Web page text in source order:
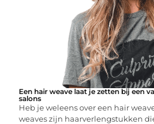
Een hair weave laat je zetten bij een
salons
Heb je weleens over een hair
weaves zijn haarverlengstukken